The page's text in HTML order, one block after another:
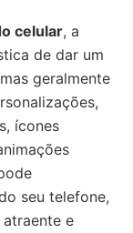
celular, a
de dar um
geralmente
ícones
seu telefone,
e